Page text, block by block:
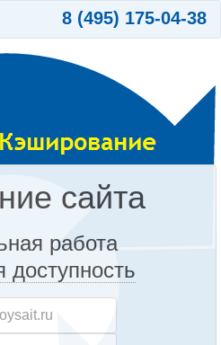
8 (495) 175-04-38
сайта
работа
доступность